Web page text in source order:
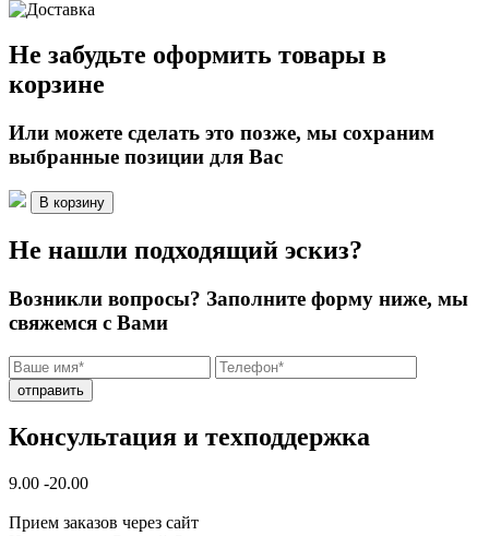
Не забудьте оформить товары в
корзине
Или можете сделать это позже, мы сохраним
выбранные позиции для Вас
В корзину
Не нашли подходящий эскиз?
Возникли вопросы? Заполните форму ниже, мы
свяжемся с Вами
отправить
Консультация и техподдержка
9.00 -20.00
Прием заказов через сайт